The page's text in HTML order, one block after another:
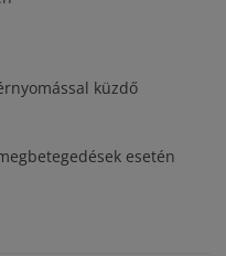
küzdő
esetén